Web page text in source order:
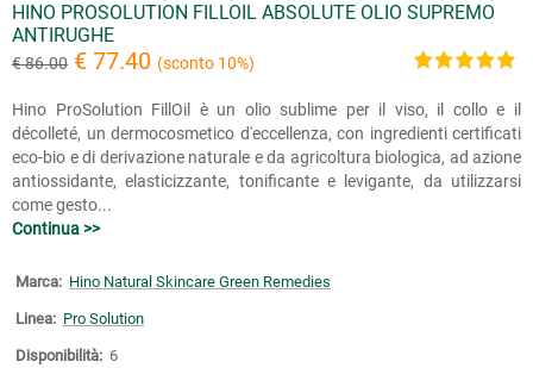
HINO PROSOLUTION FILLOIL ABSOLUTE OLIO SUPREMO
ANTIRUGHE
€ 86.00 € 77.40 (sconto 10%)
Hino ProSolution FillOil è un olio sublime per il viso, il collo e il
décolleté, un dermocosmetico d'eccellenza, con ingredienti certificati
eco-bio e di derivazione naturale e da agricoltura biologica, ad azione
antiossidante, elasticizzante, tonificante e levigante, da utilizzarsi
come gesto...
Continua >>
Marca: Hino Natural Skincare Green Remedies
Linea: Pro Solution
Disponibilità: 6